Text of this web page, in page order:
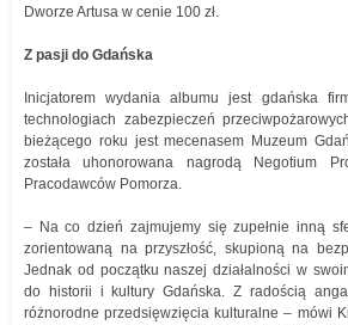
Dworze Artusa w cenie 100 zł.
Z pasji do Gdańska
Inicjatorem wydania albumu jest gdańska
technologiach zabezpieczeń
bieżącego roku jest mecenasem Muzeum
została uhonorowana nagrodą Negotium
Pracodawców Pomorza.
– Na co dzień zajmujemy się zupełnie inną
zorientowaną na przyszłość, skupioną na
Jednak od początku naszej działalności w
do historii i kultury Gdańska. Z radością
różnorodne przedsięwzięcia kulturalne – mówi